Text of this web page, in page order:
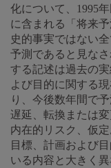
化について、1995
に含まれる「将来
史的事実ではない
予測であると見な
する記述は過去の
よび目的に関する
り、今後数年間で
遅延、転換または
内在的リスク、仮
目標、計画および
いる内容と大きく